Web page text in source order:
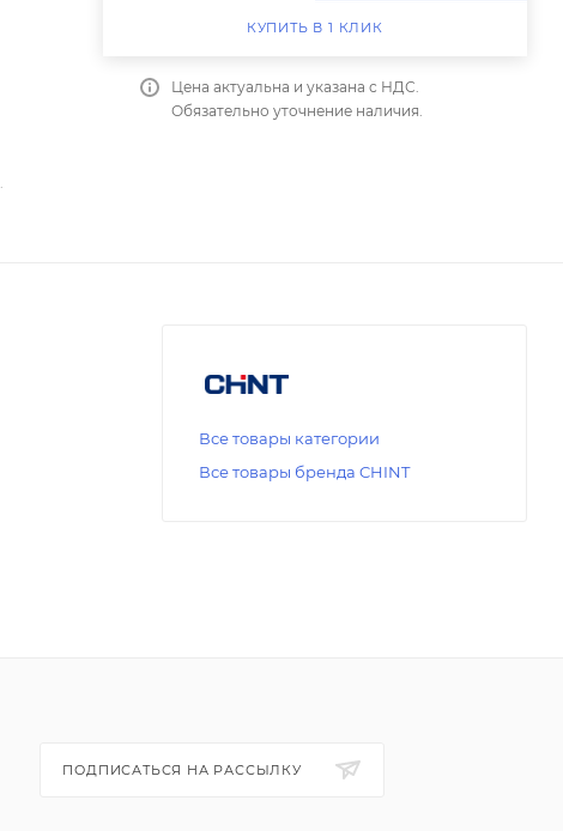
КУПИТЬ В 1 КЛИК
Цена актуальна и указана с НДС.
Обязательно уточнение наличия.
Все товары категории
Все товары бренда CHINT
ПОДПИСАТЬСЯ НА РАССЫЛКУ